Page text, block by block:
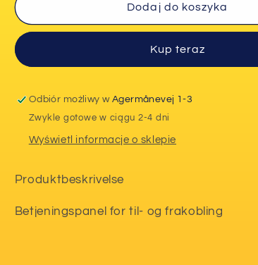
BetjeningspanelBetjeningspanel
Dodaj do koszyka
Kup teraz
Odbiór możliwy w Agermånevej 1-3
Zwykle gotowe w ciągu 2-4 dni
Wyświetl informacje o sklepie
Produktbeskrivelse
Betjeningspanel for til- og frakobling